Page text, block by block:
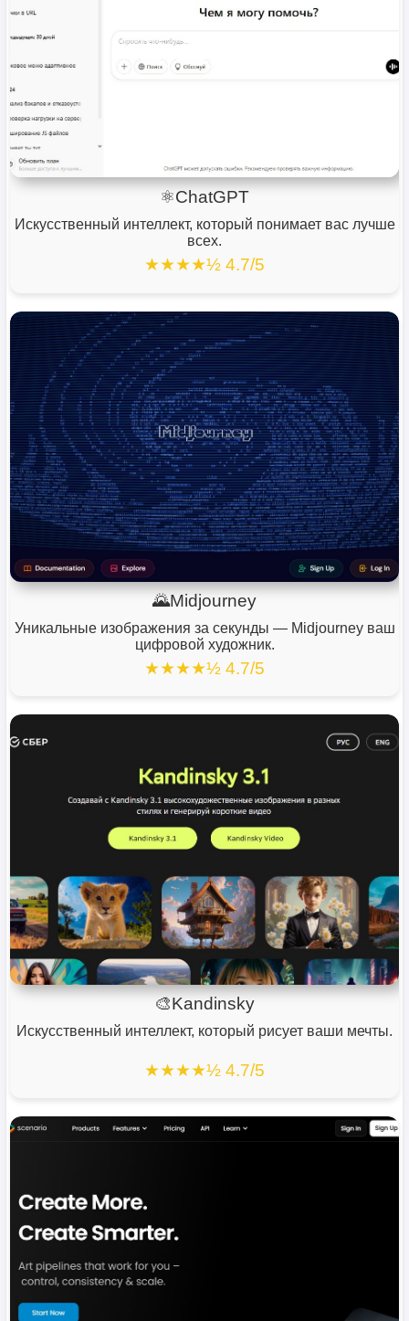
⚛ChatGPT
Искусственный интеллект, который понимает вас лучше
всех.
★★★★½ 4.7/5
🌄Midjourney
Уникальные изображения за секунды — Midjourney ваш
цифровой художник.
★★★★½ 4.7/5
🎨Kandinsky
Искусственный интеллект, который рисует ваши мечты.
★★★★½ 4.7/5